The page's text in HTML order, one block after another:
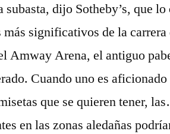
subasta, dijo Sotheby’s, que
significativos de la
Amway Arena, el antiguo
Cuando uno es
que se quieren tener,
en las zonas aledañas